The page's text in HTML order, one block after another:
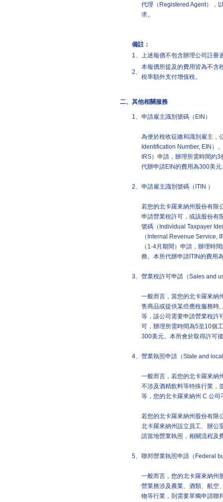
代理（Registered Agent），
求。
備註：
1、 上述報價不包含辦理公司註冊
2、
本報價所提及的費用皆為不含
稅率額外支付增值稅。
二、 其他相關服務
1、 申請雇主識別號碼（EIN）
為便於稅收征繳和識別雇主，
Identification Number, EIN）
IRS）申請，辦理所需時間約
代辦申請EIN的費用為300美
2、 申請雇主識別號碼（ITIN ）
若您的北卡羅來納州股份有限
申請營業稅許可，或該股份有
號碼（Individual Taxpayer
（Internal Revenue Service,
（1-4月期間）申請，辦理時
務。本所代辦申請ITIN的費用
3、 營業稅許可申請（Sales and
一般而言，當您的北卡羅來納
售商品或提供某些應稅服務時
等，該公司需要申請營業稅許
可，辦理所需時間為5至10個
300美元。本所會於取得許可
4、 營業執照申請（State and
一般而言，若您的北卡羅來納
不涉及酒精飲料等特殊行業，
等，您的北卡羅來納州 C 公
若您的北卡羅來納州股份有限
北卡羅來納州設立員工、辦公
請當地營業執照，相關流程及
5、 聯邦營業執照申請（Federal
一般而言，您的北卡羅來納州
營業務涉及農業、酒類、航空
物等行業，則需要單獨申請聯